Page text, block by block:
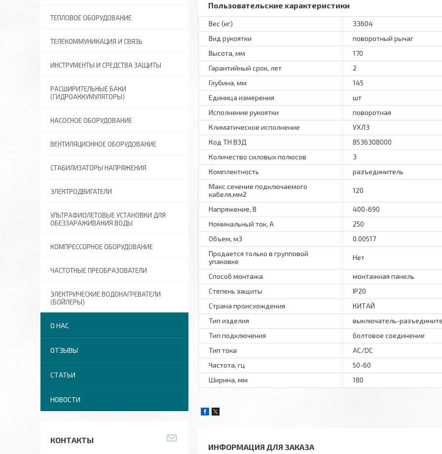
Пользовательские характеристики
Вес (кг)
33604
Вид рукоятки
поворотный рычаг
Высота, мм
170
Гарантийный срок, лет
2
Глубина, мм
145
Единица измерения
шт
Исполнение рукоятки
поворотная
Климатическое исполнение
УХЛ3
Код ТН ВЭД
8536308000
Количество силовых полюсов
3
Комплектность
разъединитель
Макс сечение подключаемого
кабеля,мм2
120
Напряжение, В
400-690
Номинальный ток, А
250
Объем, м3
0.00517
Продается только в групповой
упаковке
Нет
Способ монтажа
монтажная панель
Степень защиты
IP20
Страна происхождения
КИТАЙ
Тип изделия
выключатель-
Тип подключения
болтовое соединение
Тип тока
АС/DC
Частота, гц
50-60
Ширина, мм
180
ИНФОРМАЦИЯ ДЛЯ ЗАКАЗА
ТЕПЛОВОЕ ОБОРУДОВАНИЕ
ТЕЛЕКОММУНИКАЦИЯ И СВЯЗЬ
ИНСТРУМЕНТЫ И СРЕДСТВА ЗАЩИТЫ
РАСШИРИТЕЛЬНЫЕ БАКИ
(ГИДРОАККУМУЛЯТОРЫ)
НАСОСНОЕ ОБОРУДОВАНИЕ
ВЕНТИЛЯЦИОННОЕ ОБОРУДОВАНИЕ
СТАБИЛИЗАТОРЫ НАПРЯЖЕНИЯ
ЭЛЕКТРОДВИГАТЕЛИ
УЛЬТРАФИОЛЕТОВЫЕ УСТАНОВКИ ДЛЯ
ОБЕЗЗАРАЖИВАНИЯ ВОДЫ
КОМПРЕССОРНОЕ ОБОРУДОВАНИЕ
ЧАСТОТНЫЕ ПРЕОБРАЗОВАТЕЛИ
ЭЛЕКТРИЧЕСКИЕ ВОДОНАГРЕВАТЕЛИ
(БОЙЛЕРЫ)
О НАС
ОТЗЫВЫ
СТАТЬИ
НОВОСТИ
КОНТАКТЫ